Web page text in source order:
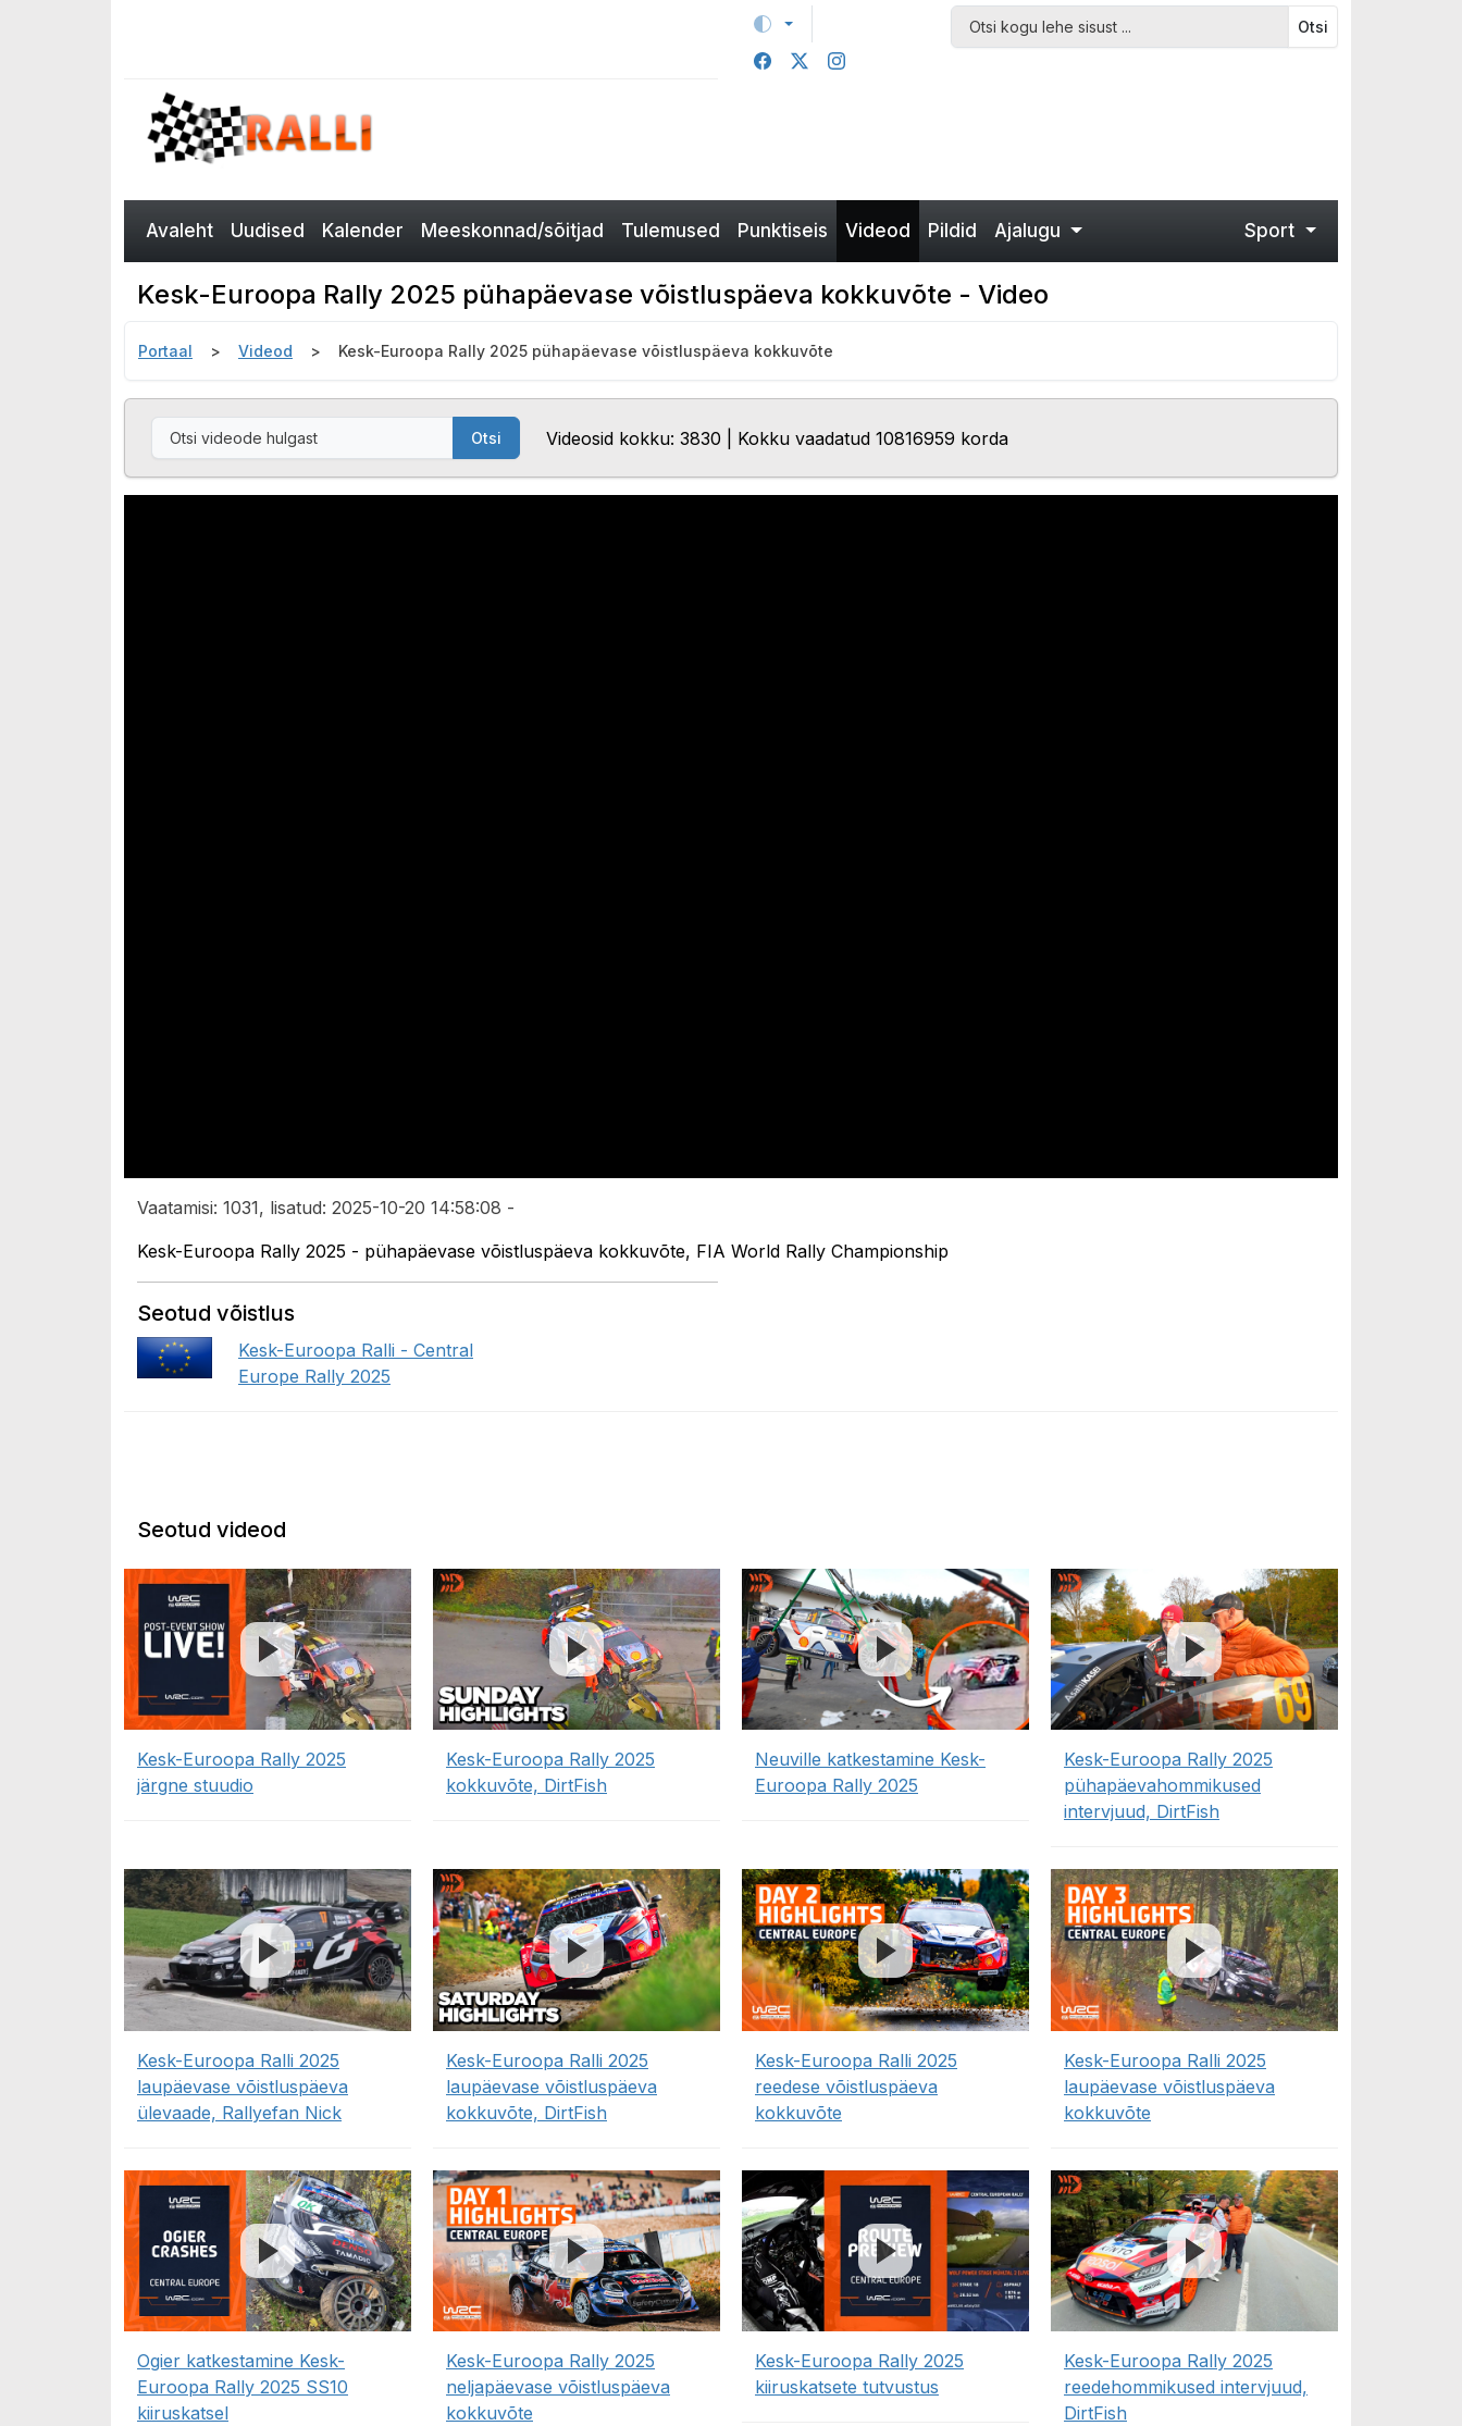
Otsi
Avaleht Uudised Kalender Meeskonnad/sõitjad Tulemused Punktiseis Videod Pildid Ajalugu Sport
Kesk-Euroopa Rally 2025 pühapäevase võistluspäeva kokkuvõte - Video
Portaal Videod Kesk-Euroopa Rally 2025 pühapäevase võistluspäeva kokkuvõte
Otsi Videosid kokku: 3830 | Kokku vaadatud 10816959 korda
Vaatamisi: 1031, lisatud: 2025-10-20 14:58:08 -
Kesk-Euroopa Rally 2025 - pühapäevase võistluspäeva kokkuvõte, FIA World Rally Championship
Seotud võistlus
Kesk-Euroopa Ralli - Central
Europe Rally 2025
Seotud videod
Kesk-Euroopa Rally 2025
järgne stuudio
Kesk-Euroopa Rally 2025
kokkuvõte, DirtFish
Neuville katkestamine Kesk-
Euroopa Rally 2025
Kesk-Euroopa Rally 2025
pühapäevahommikused
intervjuud, DirtFish
Kesk-Euroopa Ralli 2025
laupäevase võistluspäeva
ülevaade, Rallyefan Nick
Kesk-Euroopa Ralli 2025
laupäevase võistluspäeva
kokkuvõte, DirtFish
Kesk-Euroopa Ralli 2025
reedese võistluspäeva
kokkuvõte
Kesk-Euroopa Ralli 2025
laupäevase võistluspäeva
kokkuvõte
Ogier katkestamine Kesk-
Euroopa Rally 2025 SS10
kiiruskatsel
Kesk-Euroopa Rally 2025
neljapäevase võistluspäeva
kokkuvõte
Kesk-Euroopa Rally 2025
kiiruskatsete tutvustus
Kesk-Euroopa Rally 2025
reedehommikused intervjuud,
DirtFish